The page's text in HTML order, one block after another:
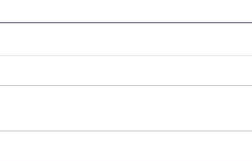
Ny offisiell Facebook-side
administrasjonstilgangen til den